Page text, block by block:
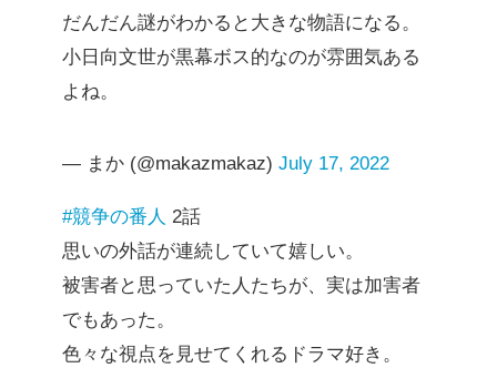
だんだん謎がわかると大きな物語になる。
小日向文世が黒幕ボス的なのが雰囲気ある
よね。
— まか (@makazmakaz) July 17, 2022
#競争の番人 2話
思いの外話が連続していて嬉しい。
被害者と思っていた人たちが、実は加害者
でもあった。
色々な視点を見せてくれるドラマ好き。